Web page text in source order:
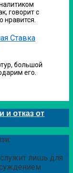
говорит с
нравится.
Ставка
большой
его.
и отказ от
лишь для